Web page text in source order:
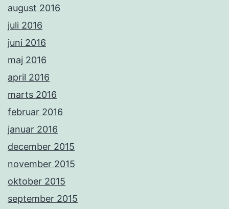
august 2016
juli 2016
juni 2016
maj 2016
april 2016
marts 2016
februar 2016
januar 2016
december 2015
november 2015
oktober 2015
september 2015